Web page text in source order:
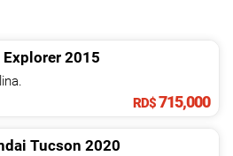
Explorer 2015
RD$715,000
Tucson 2020